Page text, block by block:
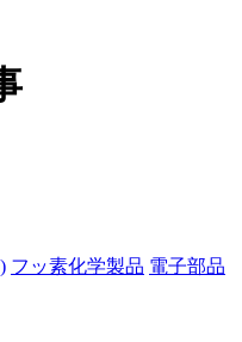
フッ素化学製品 電子部品